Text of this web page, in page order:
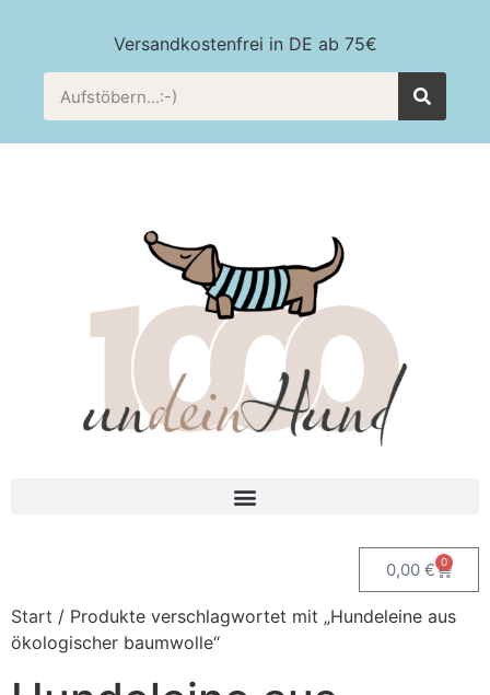
Versandkostenfrei in DE ab 75€
0,00 € 0
Start / Produkte verschlagwortet mit „Hundeleine aus
ökologischer baumwolle“